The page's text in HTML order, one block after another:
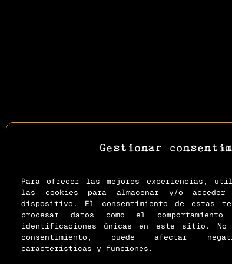
Gestionar
Para ofrecer las mejores experiencias,
las cookies para almacenar y/o
dispositivo. El consentimiento de estas
procesar datos como el
identificaciones únicas en este sitio.
consentimiento, puede afectar
características y funciones.